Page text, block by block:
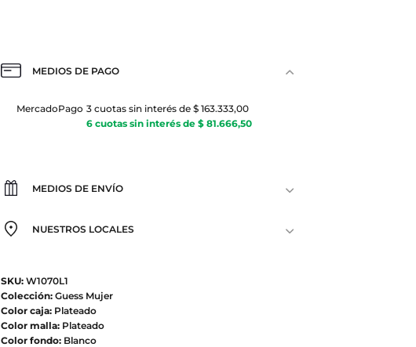
MEDIOS DE PAGO
MercadoPago 3 cuotas sin interés de $ 163.333,00
6 cuotas sin interés de $ 81.666,50
MEDIOS DE ENVÍO
NUESTROS LOCALES
SKU:W1070L1
Colección:Guess Mujer
Color caja:Plateado
Color malla:Plateado
Color fondo:Blanco